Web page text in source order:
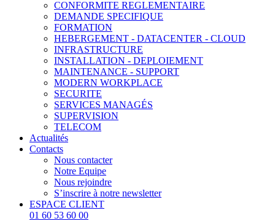
CONFORMITE REGLEMENTAIRE
DEMANDE SPECIFIQUE
FORMATION
HEBERGEMENT - DATACENTER - CLOUD
INFRASTRUCTURE
INSTALLATION - DEPLOIEMENT
MAINTENANCE - SUPPORT
MODERN WORKPLACE
SECURITE
SERVICES MANAGÉS
SUPERVISION
TELECOM
Actualités
Contacts
Nous contacter
Notre Equipe
Nous rejoindre
S’inscrire à notre newsletter
ESPACE CLIENT
01 60 53 60 00